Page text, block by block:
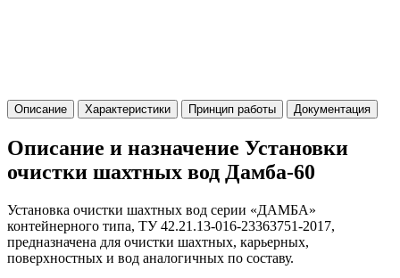
Описание Характеристики Принцип работы Документация
Описание и назначение Установки
очистки шахтных вод Дамба-60
Установка очистки шахтных вод серии «ДАМБА»
контейнерного типа, TУ 42.21.13-016-23363751-2017,
предназначена для очистки шахтных, карьерных,
поверхностных и вод аналогичных по составу.